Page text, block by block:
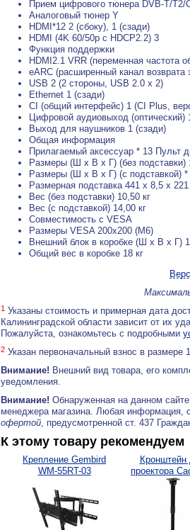
Прием цифрового тюнера DVB-T/T2/
Аналоговый тюнер Y
HDMI*12 2 (сбоку), 1 (сзади)
HDMI (4K 60/50p с HDCP2.2) 3
Функция поддержки
HDMI2.1 VRR (переменная частота
eARC (расширенный канал возврата
USB 2 (2 стороны, USB 2.0 x 2)
Ethernet 1 (сзади)
CI (общий интерфейс) 1 (CI Plus,
Цифровой аудиовыход (оптический)
Выход для наушников 1 (сзади)
Общая информация
Прилагаемый аксессуар * 13 Пульт
Размеры (Ш x В x Г) (без подставки)
Размеры (Ш x В x Г) (с подставкой) *
Размерная подставка 441 x 8,5 x 221
Вес (без подставки) 10,50 кг
Вес (с подставкой) 14,00 кг
Совместимость с VESA
Размеры VESA 200x200 (M6)
Внешний блок в коробке (Ш x В x Г)
Общий вес в коробке 18 кг
1 Указаны стоимость и примерная дата
Калининградской области зависит от их
Пожалуйста, ознакомьтесь с подробными
2 Указан первоначальный взнос в
Внимание! Внешний вид товара, его
уведомления.
Внимание! Обнаруженная на данном
менеджера магазина. Любая информация,
офертой, предусмотренной ст. 437
К этому товару рекомендуем
Крепление Gembird
WM-55RT-03
Кронштейн
проектора